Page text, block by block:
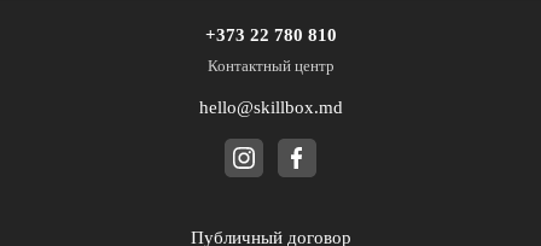
+373 22 780 810
Контактный центр
hello@skillbox.md
Публичный договор